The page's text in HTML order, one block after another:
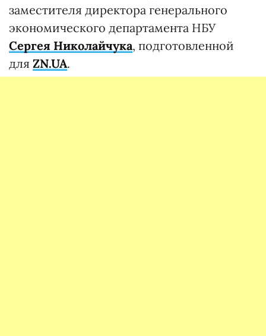
заместителя директора генерального
экономического департамента НБУ
Сергея Николайчука, подготовленной
для ZN.UA.